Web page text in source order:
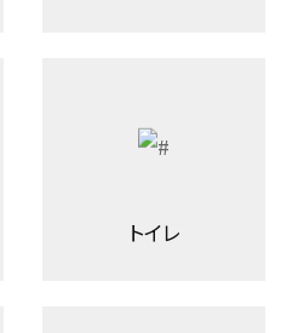
トイレ